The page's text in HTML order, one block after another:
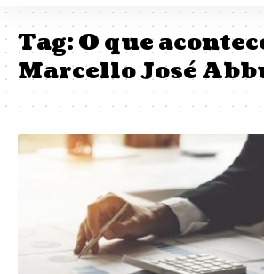
Tag:O que
Marcello José